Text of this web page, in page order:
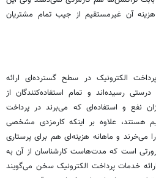
آن غیرمستقیم از جیب تمام مشتریان
الکترونیک در سطح گسترده‌ای ارائه
رسیده‌اند و تمام استفاده‌کنندگان از
نفع و استفاده‌ای که می‌برند در پرداخت
هستند، علاوه بر اینکه کارمزدی مشخصی
می‌خرند و ماهانه هزینه‌ای هم برای پرستاری
است که مدت‌هاست کارشناسان از آن به
خدمات پرداخت الکترونیک سخن می‌گویند